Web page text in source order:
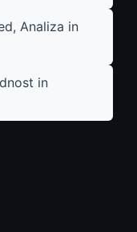
Analiza in
in